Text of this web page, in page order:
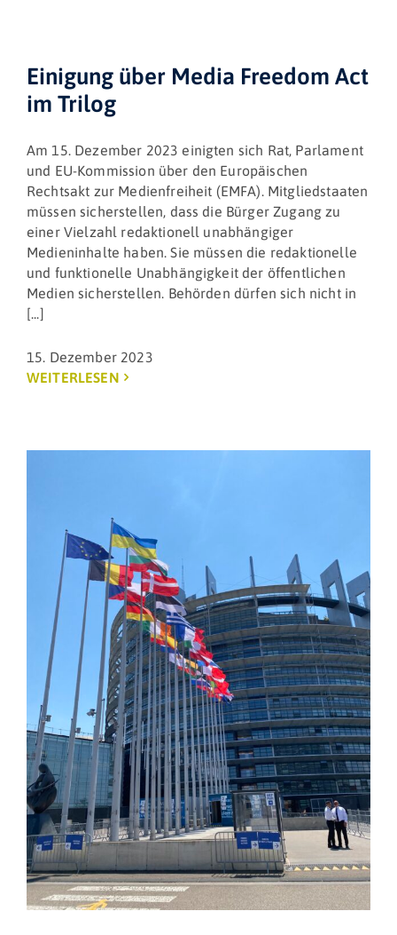
Einigung über Media Freedom Act
im Trilog
Am 15. Dezember 2023 einigten sich Rat, Parlament
und EU-Kommission über den Europäischen
Rechtsakt zur Medienfreiheit (EMFA). Mitgliedstaaten
müssen sicherstellen, dass die Bürger Zugang zu
einer Vielzahl redaktionell unabhängiger
Medieninhalte haben. Sie müssen die redaktionelle
und funktionelle Unabhängigkeit der öffentlichen
Medien sicherstellen. Behörden dürfen sich nicht in
[...]
15. Dezember 2023
WEITERLESEN